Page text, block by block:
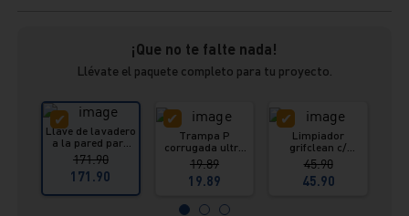
¡Que no te falte nada!
Llévate el paquete completo para tu proyecto.
Llave de lavadero
a la pared para
cocina Cabo
Blanco color
gris, Italgrif
171.90
171.90
Trampa P
corrugada ultra
flexible universal
19.89
19.89
Limpiador
grifclean c/
pulverizador 615
ml Vainsa
45.90
45.90